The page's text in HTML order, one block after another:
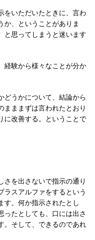
いただいたときに、 言わ
、
ということがありま
と思ってしまうと迷います
経験から様々なことが分か
うかについて、 結論から
まままずは言われたとおり
に改善する。ということで
さを出さないで指示の通り
ラスアルファをするという
す。何か指示されたとし
たとしても、 口には出さ
そして、 できるのであれ